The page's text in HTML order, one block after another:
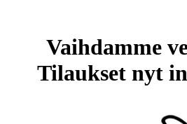
Vaihdamme
Tilaukset nyt